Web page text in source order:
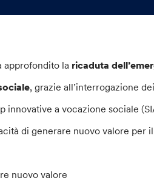
approfondito la ricaduta
, grazie all’interrogazione
a vocazione sociale
di generare nuovo valore per
nuovo valore